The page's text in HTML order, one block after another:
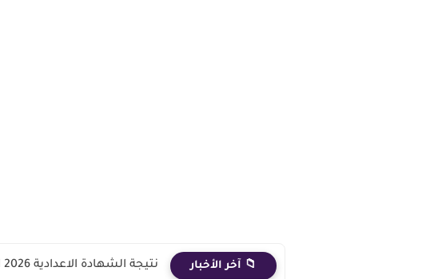
📁 آخر الأخبار بشرى سارة لمعلمي دفعة 2020.. بدء أول خطوة رسمية في...